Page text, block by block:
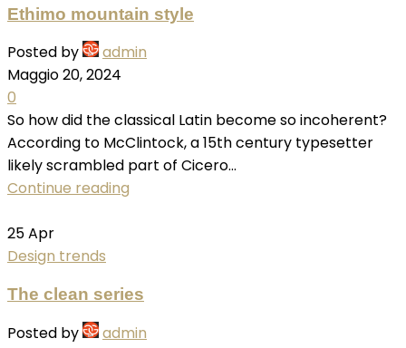
Ethimo mountain style
Posted by
admin
Maggio 20, 2024
0
So how did the classical Latin become so incoherent?
According to McClintock, a 15th century typesetter
likely scrambled part of Cicero...
Continue reading
25Apr
Design trends
The clean series
Posted by
admin